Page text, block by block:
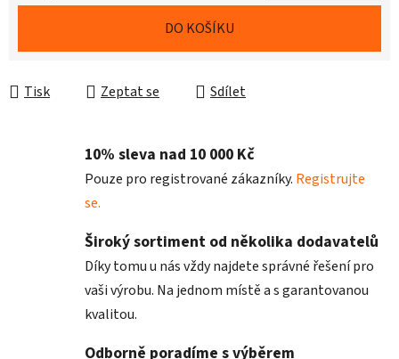
DO KOŠÍKU
Tisk Zeptat se Sdílet
10% sleva nad 10 000 Kč
Pouze pro registrované zákazníky. Registrujte
se.
Široký sortiment od několika dodavatelů
Díky tomu u nás vždy najdete správné řešení pro
vaši výrobu. Na jednom místě a s garantovanou
kvalitou.
Odborně poradíme s výběrem